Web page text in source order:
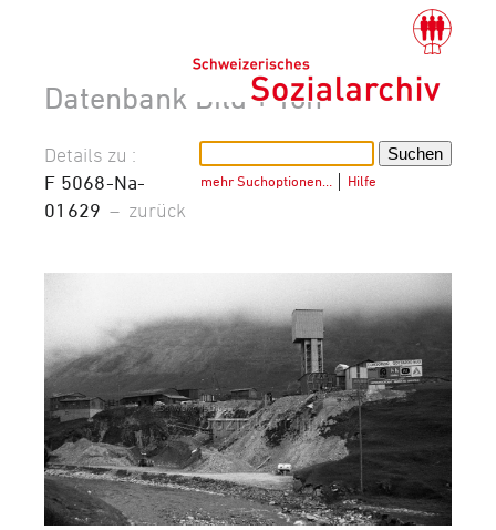
Datenbank Bild + Ton
mehr Suchoptionen… Hilfe
Details zu :
F 5068-Na-
01629 – zurück